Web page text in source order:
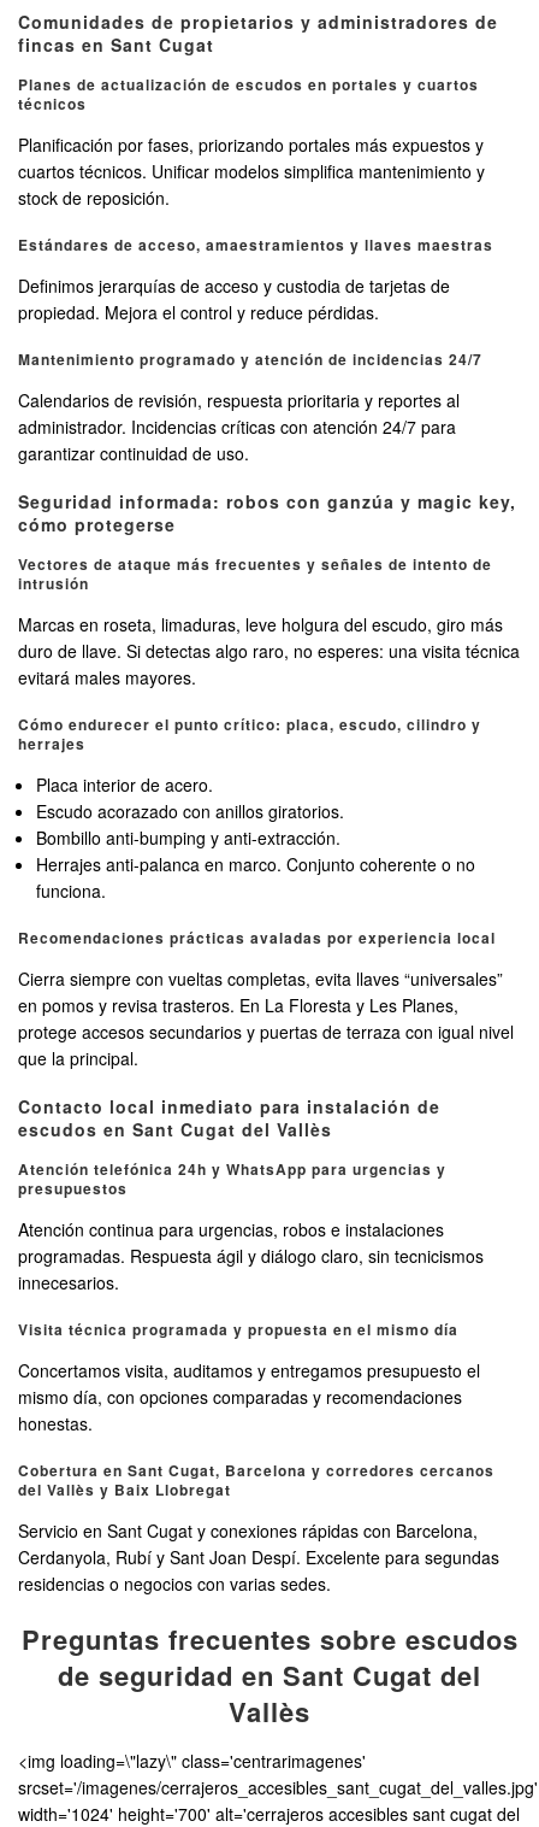
Comunidades de propietarios y administradores de
fincas en Sant Cugat
Planes de actualización de escudos en portales y cuartos
técnicos
Planificación por fases, priorizando portales más expuestos y
cuartos técnicos. Unificar modelos simplifica mantenimiento y
stock de reposición.
Estándares de acceso, amaestramientos y llaves maestras
Definimos jerarquías de acceso y custodia de tarjetas de
propiedad. Mejora el control y reduce pérdidas.
Mantenimiento programado y atención de incidencias 24/7
Calendarios de revisión, respuesta prioritaria y reportes al
administrador. Incidencias críticas con atención 24/7 para
garantizar continuidad de uso.
Seguridad informada: robos con ganzúa y magic key,
cómo protegerse
Vectores de ataque más frecuentes y señales de intento de
intrusión
Marcas en roseta, limaduras, leve holgura del escudo, giro más
duro de llave. Si detectas algo raro, no esperes: una visita técnica
evitará males mayores.
Cómo endurecer el punto crítico: placa, escudo, cilindro y
herrajes
Placa interior de acero.
Escudo acorazado con anillos giratorios.
Bombillo anti-bumping y anti-extracción.
Herrajes anti-palanca en marco. Conjunto coherente o no
funciona.
Recomendaciones prácticas avaladas por experiencia local
Cierra siempre con vueltas completas, evita llaves “universales”
en pomos y revisa trasteros. En La Floresta y Les Planes,
protege accesos secundarios y puertas de terraza con igual nivel
que la principal.
Contacto local inmediato para instalación de
escudos en Sant Cugat del Vallès
Atención telefónica 24h y WhatsApp para urgencias y
presupuestos
Atención continua para urgencias, robos e instalaciones
programadas. Respuesta ágil y diálogo claro, sin tecnicismos
innecesarios.
Visita técnica programada y propuesta en el mismo día
Concertamos visita, auditamos y entregamos presupuesto el
mismo día, con opciones comparadas y recomendaciones
honestas.
Cobertura en Sant Cugat, Barcelona y corredores cercanos
del Vallès y Baix Llobregat
Servicio en Sant Cugat y conexiones rápidas con Barcelona,
Cerdanyola, Rubí y Sant Joan Despí. Excelente para segundas
residencias o negocios con varias sedes.
Preguntas frecuentes sobre escudos
de seguridad en Sant Cugat del
Vallès
<img loading=\"lazy\" class='centrarimagenes'
srcset='/imagenes/cerrajeros_accesibles_sant_cugat_del_valles.jpg'
width='1024' height='700' alt='cerrajeros accesibles sant cugat del